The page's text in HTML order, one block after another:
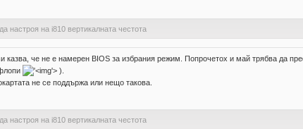
настроя на i810 вертикалната честота
казва, че не е намерен BIOS за избрания режим. Попрочетох и май трябва да
'> ).
не се поддържа или нещо такова.
настроя на i810 вертикалната честота